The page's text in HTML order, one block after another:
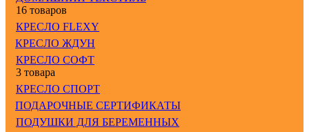
16 товаров
КРЕСЛО FLEXY
КРЕСЛО ЖДУН
КРЕСЛО СОФТ
3 товара
КРЕСЛО СПОРТ
ПОДАРОЧНЫЕ СЕРТИФИКАТЫ
ПОДУШКИ ДЛЯ БЕРЕМЕННЫХ